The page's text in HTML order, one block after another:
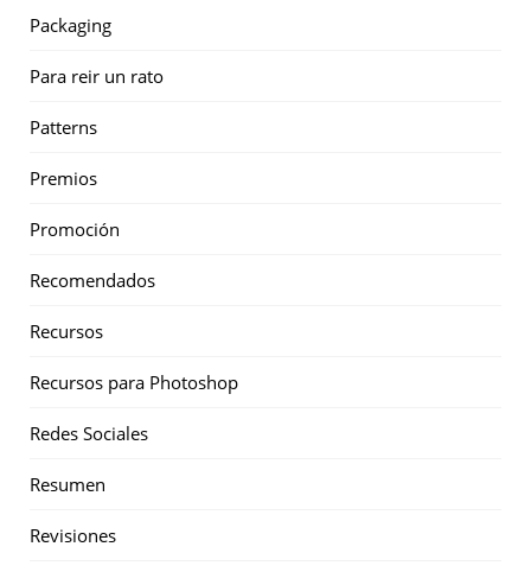
Packaging
Para reir un rato
Patterns
Premios
Promoción
Recomendados
Recursos
Recursos para Photoshop
Redes Sociales
Resumen
Revisiones